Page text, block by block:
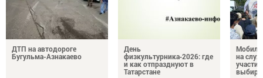
ДТП на автодороге
Бугульма-Азнакаево
День
физкультурника‑2026: где
и как отпразднуют в
Татарстане
на